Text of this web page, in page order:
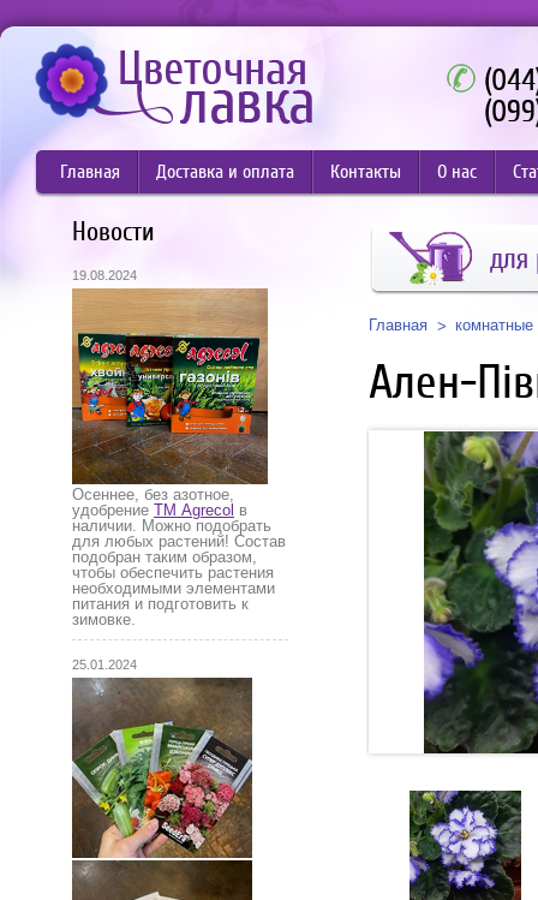
Главная Доставка и оплата Контакты О нас
Новости
19.08.2024
Осеннее, без азотное,
удобрение ТМ Agrecol в
наличии. Можно подобрать
для любых растений! Состав
подобран таким образом,
чтобы обеспечить растения
необходимыми элементами
питания и подготовить к
зимовке.
25.01.2024
для
Главная комнатные
Ален-